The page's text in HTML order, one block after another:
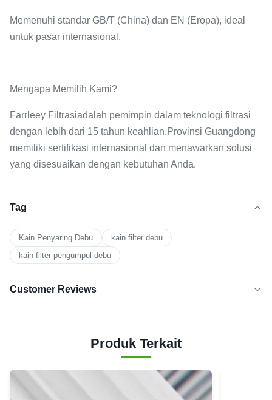
Memenuhi standar GB/T (China) dan EN (Eropa), ideal
untuk pasar internasional.
Mengapa Memilih Kami?
Farrleey Filtrasiadalah pemimpin dalam teknologi filtrasi
dengan lebih dari 15 tahun keahlian.Provinsi Guangdong
memiliki sertifikasi internasional dan menawarkan solusi
yang disesuaikan dengan kebutuhan Anda.
Tag
Kain Penyaring Debu
kain filter debu
kain filter pengumpul debu
Customer Reviews
5
BINTANG
Produk Terkait